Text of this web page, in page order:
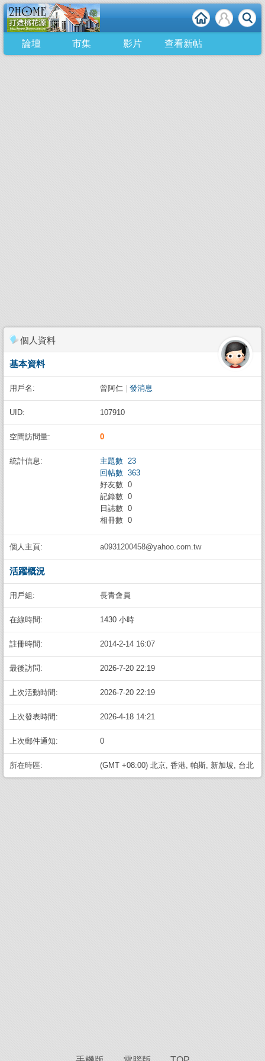
論壇 市集 影片 查看新帖
個人資料
基本資料
用戶名: 曾阿仁 發消息
UID: 107910
空間訪問量: 0
統計信息:
主題數 23
回帖數 363
好友數 0
記錄數 0
日誌數 0
相冊數 0
個人主頁: a0931200458@yahoo.com.tw
活躍概況
用戶組: 長青會員
在線時間: 1430 小時
註冊時間: 2014-2-14 16:07
最後訪問: 2026-7-20 22:19
上次活動時間: 2026-7-20 22:19
上次發表時間: 2026-4-18 14:21
上次郵件通知: 0
所在時區: (GMT +08:00) 北京, 香港, 帕斯, 新加坡, 台北